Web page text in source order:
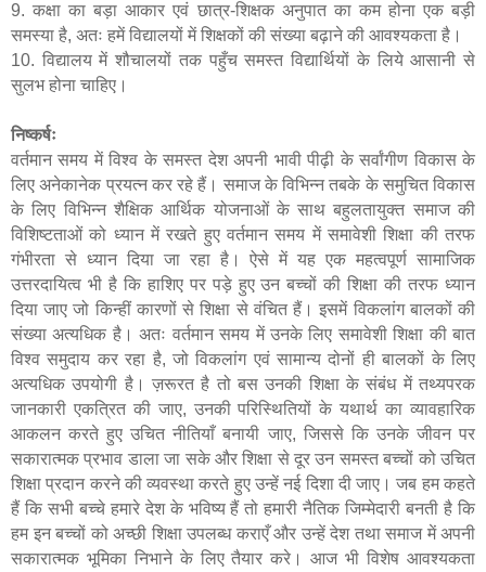
9. कक्षा का बड़ा आकार एवं छात्र-शिक्षक अनुपात का कम होना एक बड़ी
समस्या है, अतः हमें विद्यालयों में शिक्षकों की संख्या बढ़ाने की आवश्यकता है।
10. विद्यालय में शौचालयों तक पहुँच समस्त विद्यार्थियों के लिये आसानी से
सुलभ होना चाहिए।
निष्कर्षः
वर्तमान समय में विश्व के समस्त देश अपनी भावी पीढ़ी के सर्वांगीण विकास के
लिए अनेकानेक प्रयत्न कर रहे हैं। समाज के विभिन्न तबके के समुचित विकास
के लिए विभिन्न शैक्षिक आर्थिक योजनाओं के साथ बहुलतायुक्त समाज की
विशिष्टताओं को ध्यान में रखते हुए वर्तमान समय में समावेशी शिक्षा की तरफ
गंभीरता से ध्यान दिया जा रहा है। ऐसे में यह एक महत्वपूर्ण सामाजिक
उत्तरदायित्व भी है कि हाशिए पर पड़े हुए उन बच्चों की शिक्षा की तरफ ध्यान
दिया जाए जो किन्हीं कारणों से शिक्षा से वंचित हैं। इसमें विकलांग बालकों की
संख्या अत्यधिक है। अतः वर्तमान समय में उनके लिए समावेशी शिक्षा की बात
विश्व समुदाय कर रहा है, जो विकलांग एवं सामान्य दोनों ही बालकों के लिए
अत्यधिक उपयोगी है। ज़रूरत है तो बस उनकी शिक्षा के संबंध में तथ्यपरक
जानकारी एकत्रित की जाए, उनकी परिस्थितियों के यथार्थ का व्यावहारिक
आकलन करते हुए उचित नीतियाँ बनायी जाए, जिससे कि उनके जीवन पर
सकारात्मक प्रभाव डाला जा सके और शिक्षा से दूर उन समस्त बच्चों को उचित
शिक्षा प्रदान करने की व्यवस्था करते हुए उन्हें नई दिशा दी जाए। जब हम कहते
हैं कि सभी बच्चे हमारे देश के भविष्य हैं तो हमारी नैतिक जिम्मेदारी बनती है कि
हम इन बच्चों को अच्छी शिक्षा उपलब्ध कराएँ और उन्हें देश तथा समाज में अपनी
सकारात्मक भूमिका निभाने के लिए तैयार करे। आज भी विशेष आवश्यकता